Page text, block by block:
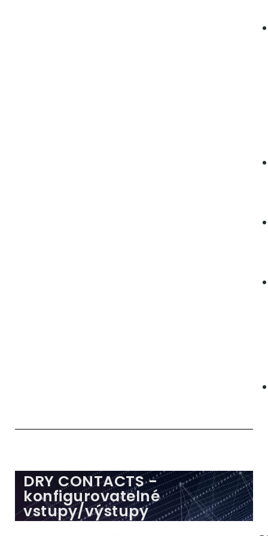
DRY CONTACTS -
konfigurovatelné
vstupy/výstupy